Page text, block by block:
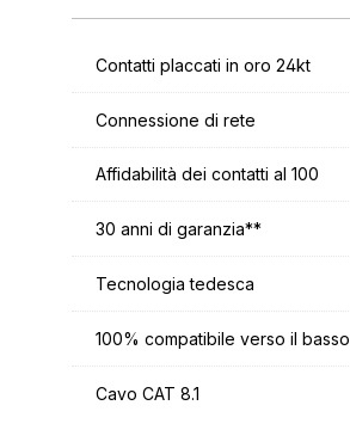
Contatti placcati in oro 24kt
Connessione di rete
Affidabilità dei contatti al 100
30 anni di garanzia**
Tecnologia tedesca
100% compatibile verso il basso
Cavo CAT 8.1